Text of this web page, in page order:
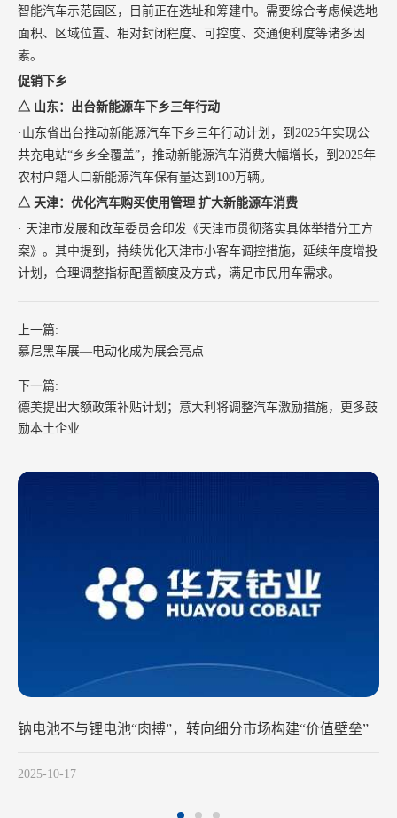
场构建“价值壁垒” 300+Ah电芯出现阶段性供应偏紧 储能
智能汽车示范园区，目前正在选址和筹建中。需要综合考虑候选地
面积、区域位置、相对封闭程度、可控度、交通便利度等诸多因
素。
促销下乡
△ 山东：出台新能源车下乡三年行动
·山东省出台推动新能源汽车下乡三年行动计划，到2025年实现公
共充电站“乡乡全覆盖”，推动新能源汽车消费大幅增长，到2025年
农村户籍人口新能源汽车保有量达到100万辆。
△ 天津：优化汽车购买使用管理 扩大新能源车消费
· 天津市发展和改革委员会印发《天津市贯彻落实具体举措分工方
案》。其中提到，持续优化天津市小客车调控措施，延续年度增投
计划，合理调整指标配置额度及方式，满足市民用车需求。
上一篇:
慕尼黑车展—电动化成为展会亮点
下一篇:
德美提出大额政策补贴计划；意大利将调整汽车激励措施，更多鼓
励本土企业